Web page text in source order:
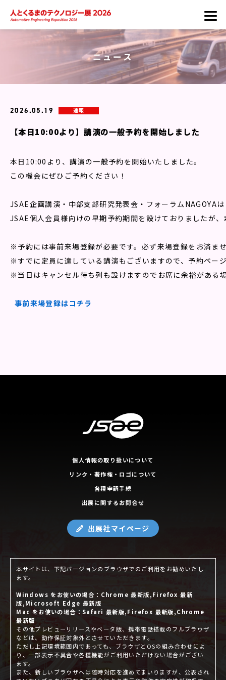
ニュース
2026.05.19 速報
【本日10:00より】講演の一般予約を開始しました
本日10:00より、講演の一般予約を開始いたしました。
この機会にぜひご予約ください！
JSAE企画講演・中部支部研究発表会・フォーラムNAGOYAは
JSAE個人会員様向けの早期予約期間を設けておりましたが、
※予約には事前来場登録が必要です。必ず来場登録をお済ま
※すでに定員に達している講演もございますので、予約ペー
個人情報の取り扱いについて
リンク・著作権・ロゴについて
各種申請手続
出展に関するお問合せ
出展社マイページ
本サイトは、下記バージョンのブラウザでのご利用をお勧めいたし
ます。
Windows をお使いの場合：Chrome 最新版,Firefox 最新
版,Microsoft Edge 最新版
Mac をお使いの場合：Safari 最新版,Firefox 最新版,Chrome
最新版
その他プレビューリリースやベータ版、携帯電話搭載のフルブラウザ
などは、動作保証対象外とさせていただきます。
ただし上記環境範囲内であっても、ブラウザとOSの組み合わせによ
り、一部表示不具合や各種機能がご利用いただけない場合がござい
ます。
また、新しいブラウザへは随時対応を進めてまいりますが、公表され